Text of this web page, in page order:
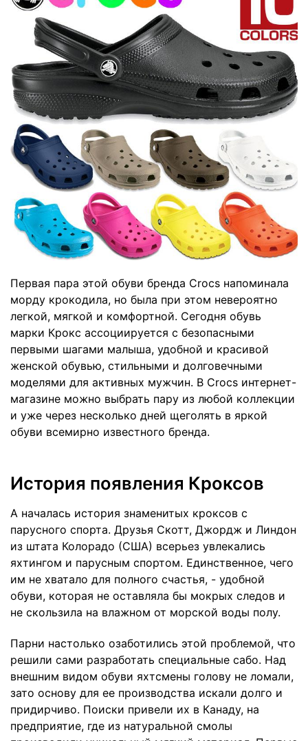
Первая пара этой обуви бренда Crocs напоминала
морду крокодила, но была при этом невероятно
легкой, мягкой и комфортной. Сегодня обувь
марки Крокс ассоциируется с безопасными
первыми шагами малыша, удобной и красивой
женской обувью, стильными и долговечными
моделями для активных мужчин. В Crocs интернет-
магазине можно выбрать пару из любой коллекции
и уже через несколько дней щеголять в яркой
обуви всемирно известного бренда.
История появления Кроксов
А началась история знаменитых кроксов с
парусного спорта. Друзья Скотт, Джордж и Линдон
из штата Колорадо (США) всерьез увлекались
яхтингом и парусным спортом. Единственное, чего
им не хватало для полного счастья, - удобной
обуви, которая не оставляла бы мокрых следов и
не скользила на влажном от морской воды полу.
Парни настолько озаботились этой проблемой, что
решили сами разработать специальные сабо. Над
внешним видом обуви яхтсмены голову не ломали,
зато основу для ее производства искали долго и
придирчиво. Поиски привели их в Канаду, на
предприятие, где из натуральной смолы